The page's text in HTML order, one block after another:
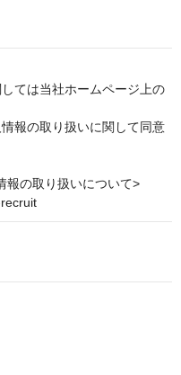
ては当社ホームページ上の
報の取り扱いに関して同意
報の取り扱いについて>